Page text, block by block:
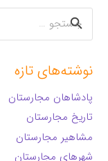
جستجو
برای:
نوشته‌های تازه
پادشاهان مجارستان
تاریخ مجارستان
مشاهیر مجارستان
شهرهای مجارستان